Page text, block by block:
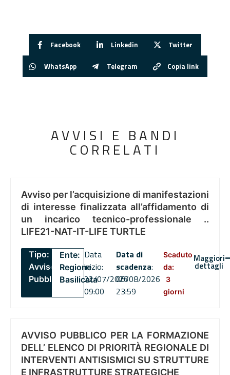
Facebook Linkedin Twitter
WhatsApp Telegram Copia link
AVVISI E BANDI
CORRELATI
Avviso per l’acquisizione di manifestazioni
di interesse finalizzata all’affidamento di
un incarico tecnico-professionale ..
LIFE21-NAT-IT-LIFE TURTLE
Tipo:
Avviso
Pubblico
Ente:
Regione
Basilicata
Data
inizio:
22/07/2026
09:00
Data di
scadenza:
06/08/2026
23:59
Scaduto
da:
3
giorni
Maggiori
dettagli
AVVISO PUBBLICO PER LA FORMAZIONE
DELL’ ELENCO DI PRIORITÀ REGIONALE DI
INTERVENTI ANTISISMICI SU STRUTTURE
E INFRASTRUTTURE STRATEGICHE